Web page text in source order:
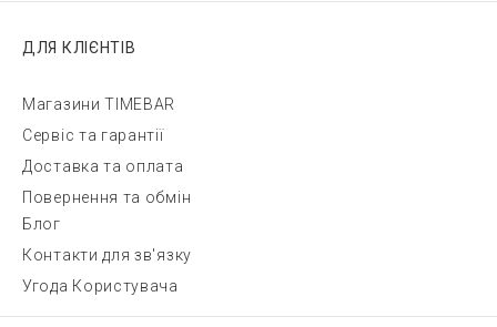
ДЛЯ КЛІЄНТІВ
Магазини TIMEBAR
Сервіс та гарантії
Доставка та оплата
Повернення та обмін
Блог
Контакти для зв'язку
Угода Користувача